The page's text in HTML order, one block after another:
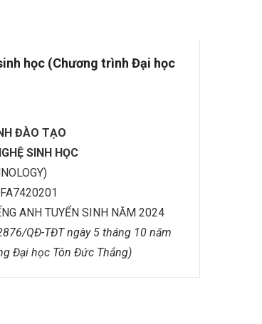
học (Chương trình Đại học
ĐÀO TẠO
SINH HỌC
ANH TUYỂN SINH NĂM 2024
QĐ-TĐT ngày 5 tháng 10 năm
Đại học Tôn Đức Thắng)